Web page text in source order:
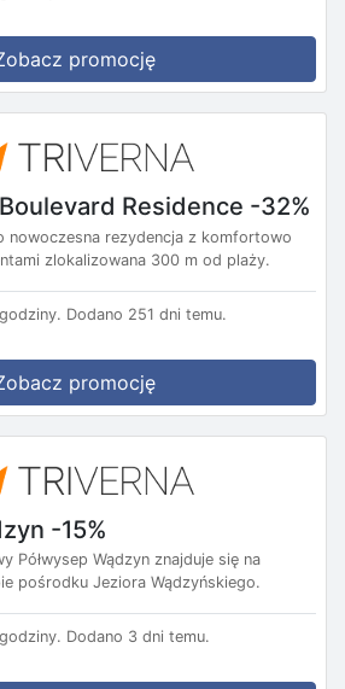
promocję
Residence -32%
nowoczesna rezydencja z komfortowo
zlokalizowana 300 m od plaży.
Dodano 251 dni temu.
promocję
-15%
Półwysep Wądzyn znajduje się na
pośrodku Jeziora Wądzyńskiego.
Dodano 3 dni temu.